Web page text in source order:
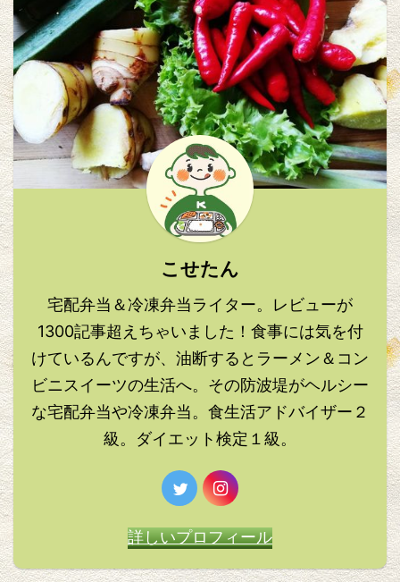
こせたん
宅配弁当＆冷凍弁当ライター。レビューが
1300記事超えちゃいました！食事には気を付
けているんですが、油断するとラーメン＆コン
ビニスイーツの生活へ。その防波堤がヘルシー
な宅配弁当や冷凍弁当。食生活アドバイザー２
級。ダイエット検定１級。
詳しいプロフィール